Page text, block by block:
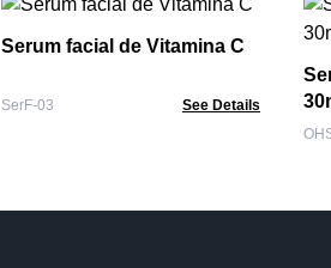
Serum facial de Vitamina C
SerF-03 See Details